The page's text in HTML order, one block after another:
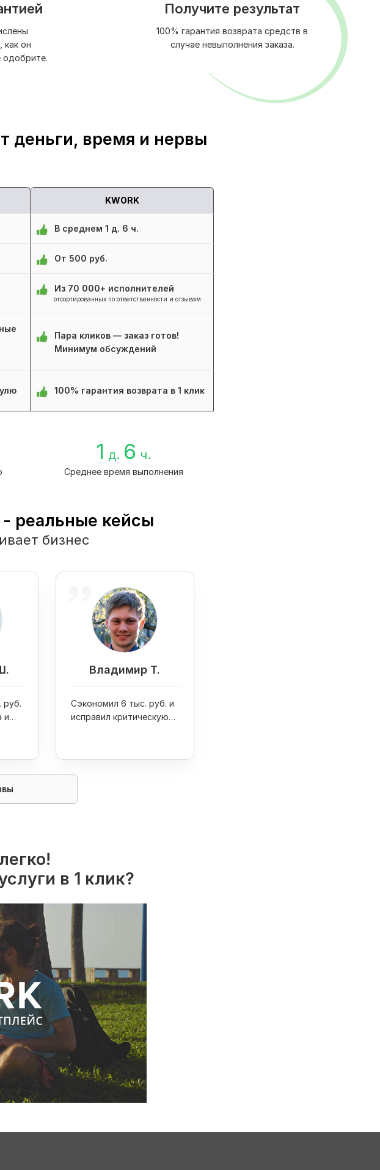
как он
одобрите.
Получите результат
100% гарантия возврата средств в
случае невыполнения заказа.
деньги, время и нервы
KWORK
В среднем 1 д. 6 ч.
От 500 руб.
Из 70 000+ исполнителей
отсортированных по ответственности и отзывам
Пара кликов — заказ готов!
Минимум обсуждений
100% гарантия возврата в 1 клик
1 д. 6 ч.
Среднее время выполнения
реальные кейсы
бизнес
руб.
и
Владимир Т.
Сэкономил 6 тыс. руб. и
исправил критическую
в 1 клик?